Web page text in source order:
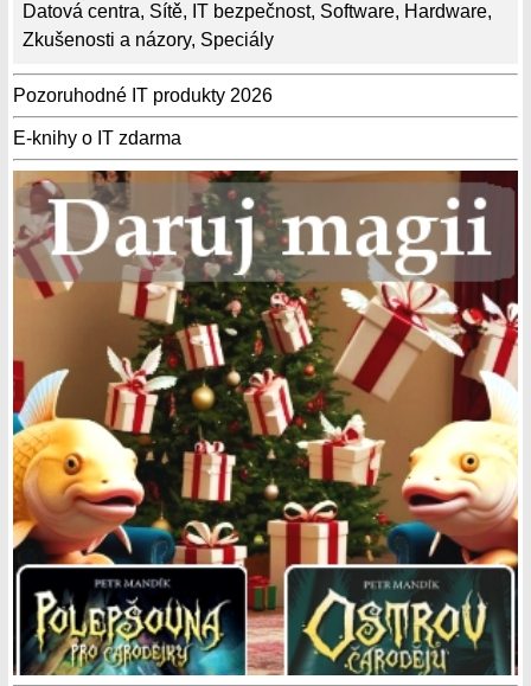
Datová centra, Sítě, IT bezpečnost, Software, Hardware,
Zkušenosti a názory, Speciály
Pozoruhodné IT produkty 2026
E-knihy o IT zdarma